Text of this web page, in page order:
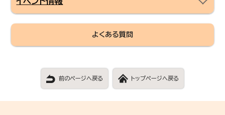
よくある質問
前のページへ戻る トップページへ戻る